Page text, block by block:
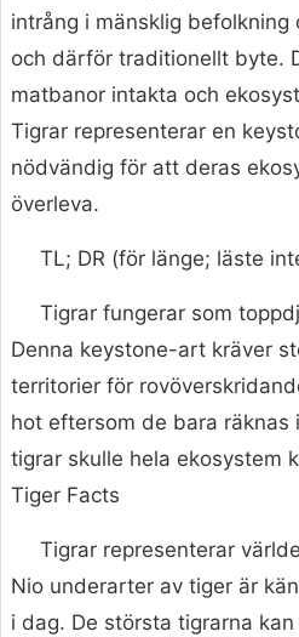
intrång i mänsklig befolkning
och därför traditionellt byte.
matbanor intakta och
Tigrar representerar en
nödvändig för att deras
överleva.
TL; DR (för länge; läste
Tigrar fungerar som
Denna keystone-art kräver
territorier för
hot eftersom de bara räknas
tigrar skulle hela ekosystem
Tiger Facts
Tigrar representerar
Nio underarter av tiger är
i dag. De största tigrarna